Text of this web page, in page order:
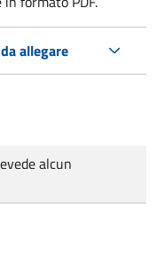
allegare
alcun